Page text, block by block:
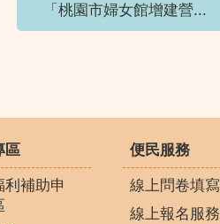
「桃園市婦女館增建營...
區
利補助申
便民服務
線上問卷填寫
線上報名服務